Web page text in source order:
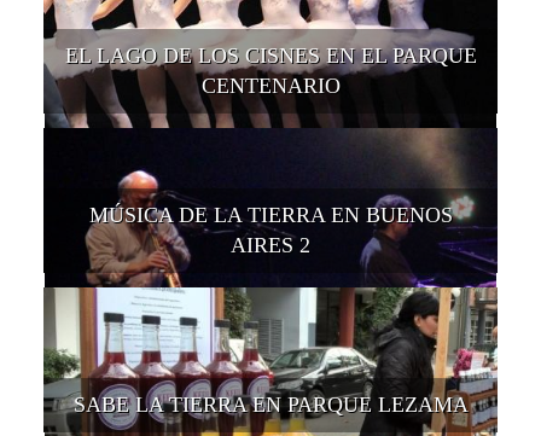
EL LAGO DE LOS CISNES EN EL PARQUE
CENTENARIO
MÚSICA DE LA TIERRA EN BUENOS
AIRES 2
SABE LA TIERRA EN PARQUE LEZAMA